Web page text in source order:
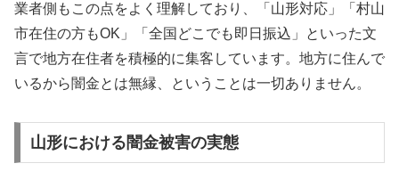
業者側もこの点をよく理解しており、「山形対応」「村山
市在住の方もOK」「全国どこでも即日振込」といった文
言で地方在住者を積極的に集客しています。地方に住んで
いるから闇金とは無縁、ということは一切ありません。
山形における闇金被害の実態